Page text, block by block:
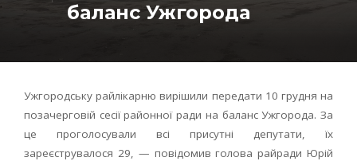
баланс Ужгорода
Ужгородську райлікарню вирішили передати 10 грудня на
позачерговій сесії районної ради на баланс Ужгорода. За
це проголосували всі присутні депутати, їх
зареєструвалося 29, — повідомив голова райради Юрій